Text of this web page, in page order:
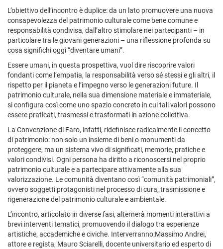
L’obiettivo dell’incontro è duplice: da un lato promuovere una nuova
consapevolezza del patrimonio culturale come bene comune e
responsabilità condivisa, dall’altro stimolare nei partecipanti – in
particolare tra le giovani generazioni – una riflessione profonda su
cosa significhi oggi “diventare umani”.
Essere umani, in questa prospettiva, vuol dire riscoprire valori
fondanti come l’empatia, la responsabilità verso sé stessi e gli altri, il
rispetto per il pianeta e l’impegno verso le generazioni future. Il
patrimonio culturale, nella sua dimensione materiale e immateriale,
si configura così come uno spazio concreto in cui tali valori possono
essere praticati, trasmessi e trasformati in azione collettiva.
La Convenzione di Faro, infatti, ridefinisce radicalmente il concetto
di patrimonio: non solo un insieme di beni o monumenti da
proteggere, ma un sistema vivo di significati, memorie, pratiche e
valori condivisi. Ogni persona ha diritto a riconoscersi nel proprio
patrimonio culturale e a partecipare attivamente alla sua
valorizzazione. Le comunità diventano così “comunità patrimoniali”,
ovvero soggetti protagonisti nel processo di cura, trasmissione e
rigenerazione del patrimonio culturale e ambientale.
L’incontro, articolato in diverse fasi, alternerà momenti interattivi a
brevi interventi tematici, promuovendo il dialogo tra esperienze
artistiche, accademiche e civiche. Interverranno:Massimo Andrei,
attore e regista, Mauro Sciarelli, docente universitario ed esperto di